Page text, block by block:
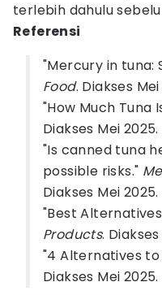
terlebih dahulu
Referensi
"Mercury in tuna:
Food. Diakses
"How Much Tuna
Diakses Mei 2025.
"Is canned tuna
possible risks."
Diakses Mei 2025.
"Best
Products.
"4 Alternatives to
Diakses Mei 2025.